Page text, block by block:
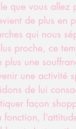
que vous allez
de plus en
qui nous
proche, ce
une
une activité
de lui
façon